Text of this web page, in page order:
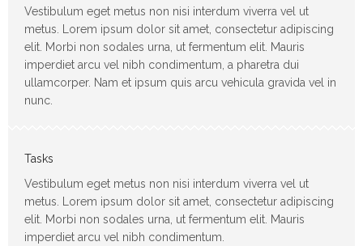
Vestibulum eget metus non nisi interdum viverra vel ut
metus. Lorem ipsum dolor sit amet, consectetur adipiscing
elit. Morbi non sodales urna, ut fermentum elit. Mauris
imperdiet arcu vel nibh condimentum, a pharetra dui
ullamcorper. Nam et ipsum quis arcu vehicula gravida vel in
nunc.
Tasks
Vestibulum eget metus non nisi interdum viverra vel ut
metus. Lorem ipsum dolor sit amet, consectetur adipiscing
elit. Morbi non sodales urna, ut fermentum elit. Mauris
imperdiet arcu vel nibh condimentum.